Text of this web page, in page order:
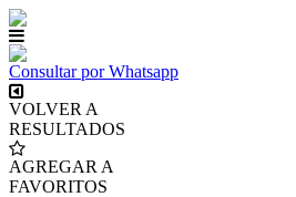
Consultar por Whatsapp
VOLVER A
RESULTADOS
AGREGAR A
FAVORITOS